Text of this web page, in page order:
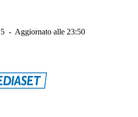
- Aggiornato alle 23:50